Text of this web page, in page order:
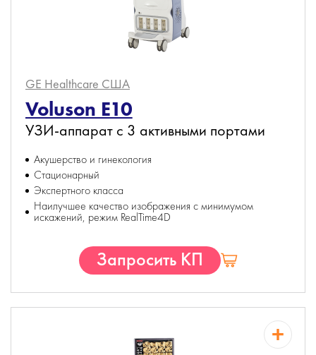
GE Healthcare США
Voluson E10
УЗИ-аппарат с 3 активными портами
Акушерство и гинекология
Стационарный
Экспертного класса
Наилучшее качество изображения с минимумом
искажений, режим RealTime4D
Запросить КП